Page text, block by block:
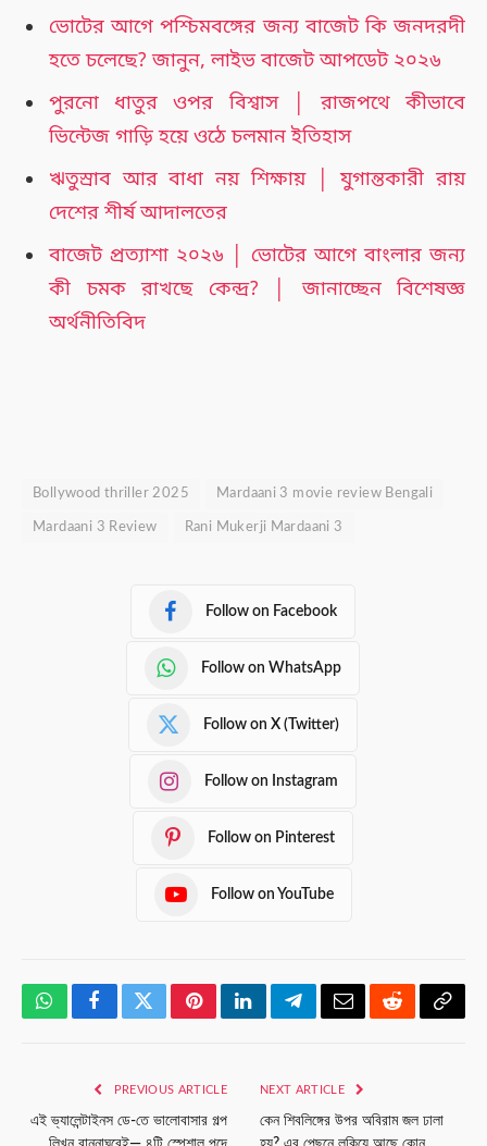
ভোটের আগে পশ্চিমবঙ্গের জন্য বাজেট কি জনদরদী
হতে চলেছে? জানুন, লাইভ বাজেট আপডেট ২০২৬
পুরনো ধাতুর ওপর বিশ্বাস │ রাজপথে কীভাবে
ভিন্টেজ গাড়ি হয়ে ওঠে চলমান ইতিহাস
ঋতুস্রাব আর বাধা নয় শিক্ষায় │ যুগান্তকারী রায়
দেশের শীর্ষ আদালতের
বাজেট প্রত্যাশা ২০২৬ │ ভোটের আগে বাংলার জন্য
কী চমক রাখছে কেন্দ্র? │ জানাচ্ছেন বিশেষজ্ঞ
অর্থনীতিবিদ
Bollywood thriller 2025 Mardaani 3 movie review Bengali
Mardaani 3 Review Rani Mukerji Mardaani 3
Follow on Facebook
Follow on WhatsApp
Follow on X (Twitter)
Follow on Instagram
Follow on Pinterest
Follow on YouTube
WhatsAppFacebookTwitterPinterestLinkedInTelegramEmailRedditCopy
PREVIOUS ARTICLE
এই ভ্যালেন্টাইনস ডে-তে ভালোবাসার গল্প
NEXT ARTICLE
কেন শিবলিঙ্গের উপর অবিরাম জল ঢালা